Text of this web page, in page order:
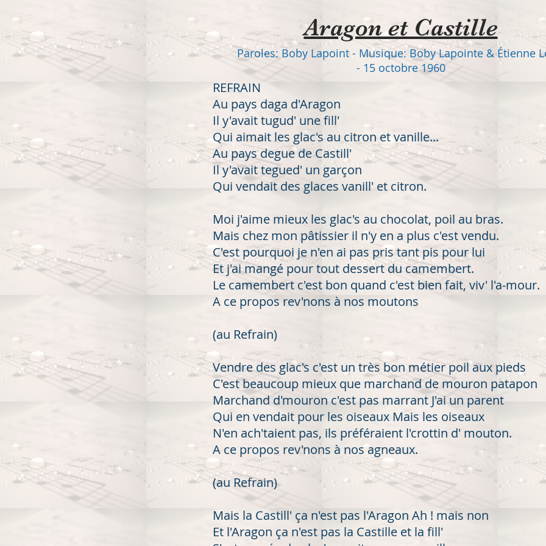
Aragon et Castille
Paroles: Boby Lapoint - Musique: Boby Lapointe & Étienne
- 15 octobre 1960
REFRAIN
Au pays daga d'Aragon
Il y'avait tugud' une fill'
Qui aimait les glac's au citron et vanille...
Au pays degue de Castill'
Il y'avait tegued' un garçon
Qui vendait des glaces vanill' et citron.
Moi j'aime mieux les glac's au chocolat, poil au bras.
Mais chez mon pâtissier il n'y en a plus c'est vendu.
C'est pourquoi je n'en ai pas pris tant pis pour lui
Et j'ai mangé pour tout dessert du camembert.
Le camembert c'est bon quand c'est bien fait, viv' l'a-mour.
A ce propos rev'nons à nos moutons
(au Refrain)
Vendre des glac's c'est un très bon métier poil aux pieds
C'est beaucoup mieux que marchand de mouron patapon
Marchand d'mouron c'est pas marrant J'ai un parent
Qui en vendait pour les oiseaux Mais les oiseaux
N'en ach'taient pas, ils préféraient l'crottin d' mouton.
A ce propos rev'nons à nos agneaux.
(au Refrain)
Mais la Castill' ça n'est pas l'Aragon Ah ! mais non
Et l'Aragon ça n'est pas la Castille et la fill'